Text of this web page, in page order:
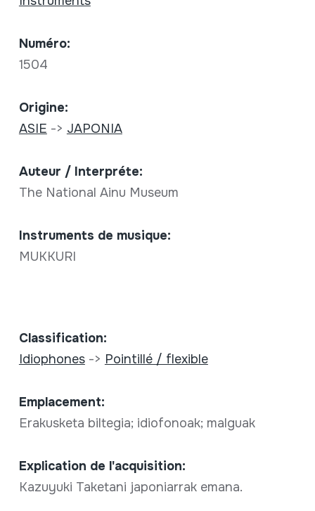
Numéro:
1504
Origine:
ASIE -> JAPONIA
Auteur / Interpréte:
The National Ainu Museum
Instruments de musique:
MUKKURI
Classification:
Idiophones-> Pointillé / flexible
Emplacement:
Erakusketa biltegia; idiofonoak; malguak
Explication de l'acquisition:
Kazuyuki Taketani japoniarrak emana.